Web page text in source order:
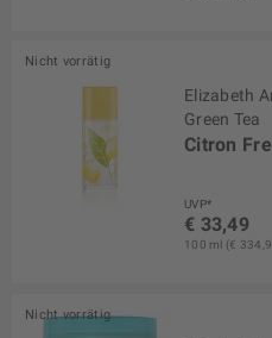
Nicht vorrätig
Elizabeth
Green Tea
Citron
UVP*
€ 33,49
100 ml (€
Nicht vorrätig